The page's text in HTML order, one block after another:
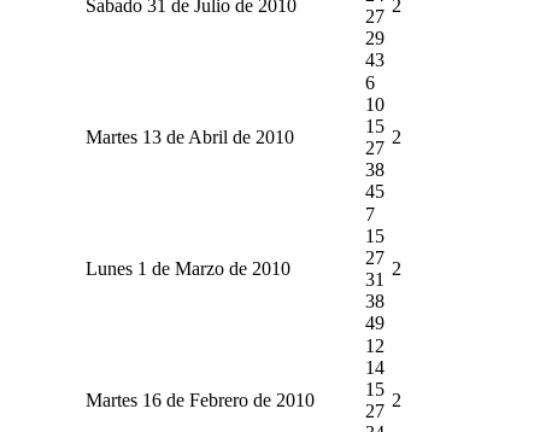
Sabado 31 de Julio de 2010
27
29
43
2
Martes 13 de Abril de 2010
6
10
15
27
38
45
2
Lunes 1 de Marzo de 2010
7
15
27
31
38
49
2
Martes 16 de Febrero de 2010
12
14
15
27
2